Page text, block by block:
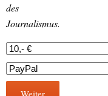
des
Journalismus.
Weiter